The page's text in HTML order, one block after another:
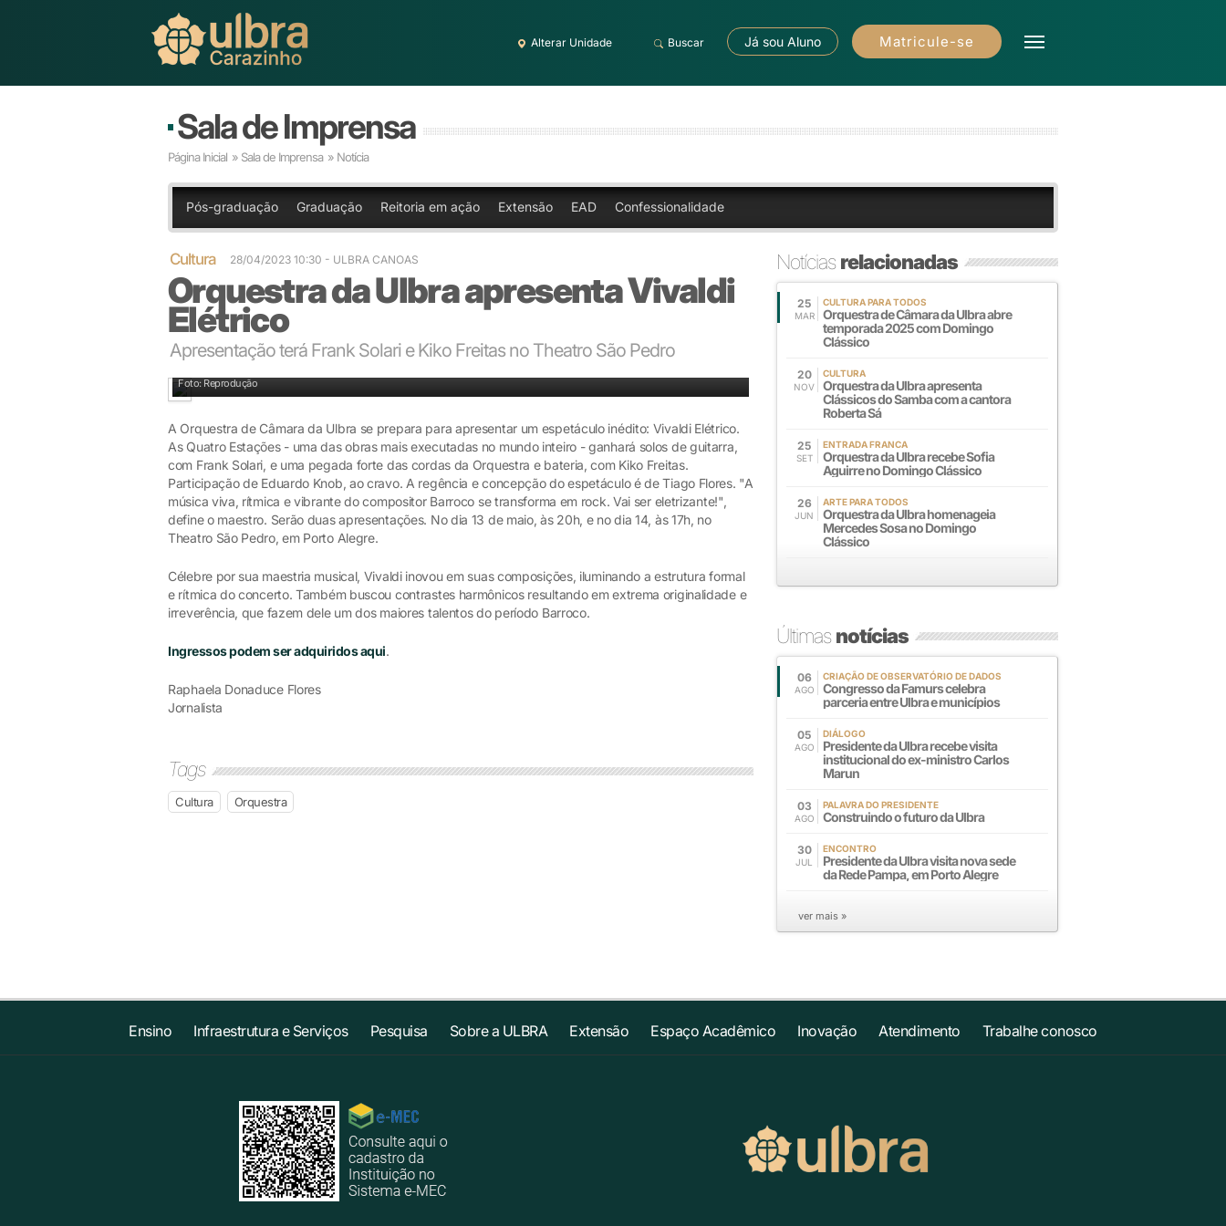
Alterar Unidade Buscar Já sou Aluno Matricule-se
Sala de Imprensa
Página Inicial » Sala de Imprensa » Notícia
Pós-graduação Graduação Reitoria em ação Extensão EAD Confessionalidade
Cultura 28/04/2023 10:30 - ULBRA CANOAS
Orquestra da Ulbra apresenta Vivaldi
Elétrico
Apresentação terá Frank Solari e Kiko Freitas no Theatro São Pedro
Foto: Reprodução
A Orquestra de Câmara da Ulbra se prepara para apresentar um espetáculo inédito: Vivaldi Elétrico.
As Quatro Estações - uma das obras mais executadas no mundo inteiro - ganhará solos de guitarra,
com Frank Solari, e uma pegada forte das cordas da Orquestra e bateria, com Kiko Freitas.
Participação de Eduardo Knob, ao cravo. A regência e concepção do espetáculo é de Tiago Flores. "A
música viva, rítmica e vibrante do compositor Barroco se transforma em rock. Vai ser eletrizante!",
define o maestro. Serão duas apresentações. No dia 13 de maio, às 20h, e no dia 14, às 17h, no
Theatro São Pedro, em Porto Alegre.
Célebre por sua maestria musical, Vivaldi inovou em suas composições, iluminando a estrutura formal
e rítmica do concerto. Também buscou contrastes harmônicos resultando em extrema originalidade e
irreverência, que fazem dele um dos maiores talentos do período Barroco.
Ingressos podem ser adquiridos aqui.
Raphaela Donaduce Flores
Jornalista
Tags
Cultura Orquestra
Notíciasrelacionadas
25
MAR
CULTURA PARA TODOS
Orquestra de Câmara da Ulbra abre
temporada 2025 com Domingo
Clássico
20
NOV
CULTURA
Orquestra da Ulbra apresenta
Clássicos do Samba com a cantora
Roberta Sá
25
SET
ENTRADA FRANCA
Orquestra da Ulbra recebe Sofia
Aguirre no Domingo Clássico
26
JUN
ARTE PARA TODOS
Orquestra da Ulbra homenageia
Mercedes Sosa no Domingo
Clássico
Últimasnotícias
06
AGO
CRIAÇÃO DE OBSERVATÓRIO DE DADOS
Congresso da Famurs celebra
parceria entre Ulbra e municípios
05
AGO
DIÁLOGO
Presidente da Ulbra recebe visita
institucional do ex-ministro Carlos
Marun
03
AGO
PALAVRA DO PRESIDENTE
Construindo o futuro da Ulbra
30
JUL
ENCONTRO
Presidente da Ulbra visita nova sede
da Rede Pampa, em Porto Alegre
ver mais »
Ensino Infraestrutura e Serviços Pesquisa Sobre a ULBRA Extensão Espaço Acadêmico Inovação Atendimento Trabalhe conosco